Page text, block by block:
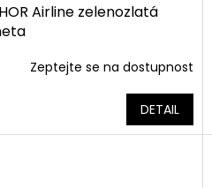
Airline zelenozlatá
Zeptejte se na dostupnost
DETAIL